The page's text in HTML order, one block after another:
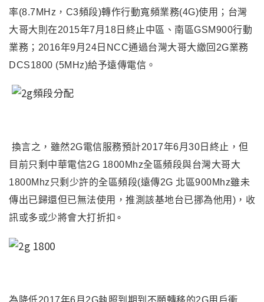
率(8.7MHz，C3頻段)轉作行動寬頻業務(4G)使用；台灣
大哥大則在2015年7月18日終止中區、南區GSM900行動
業務；2016年9月24日NCC通過台灣大哥大繳回2G業務
DCS1800 (5MHz)給予遠傳電信。
換言之，雖然2G電信服務預計2017年6月30日終止，但
目前只剩中華電信2G 1800Mhz全區頻段與台灣大哥大
1800Mhz只剩少許的全區頻段(遠傳2G 北區900Mhz雖未
傳出已歸還但已無法使用，推測該基地台已挪為他用)，收
訊或多或少將會大打折扣∘
為降低2017年6月2G執照到期到不願轉移的2G用戶衝